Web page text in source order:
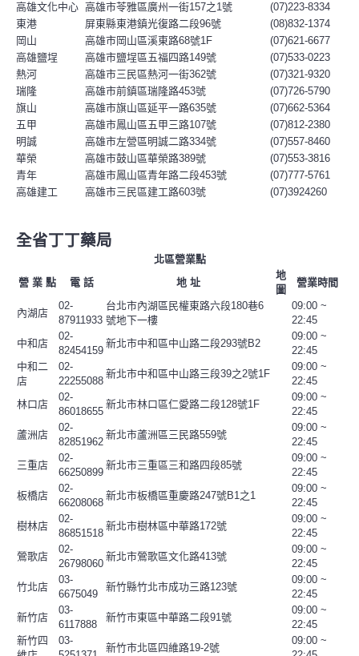
高雄文化中心 高雄市苓雅區廣州一街157之1號
(07)223-8334
東港
屏東縣東港鎮光復路二段96號
(08)832-1374
岡山
高雄市岡山區溪東路68號1F
(07)621-6677
高雄鹽埕
高雄市鹽埕區五福四路149號
(07)533-0223
熱河
高雄市三民區熱河一街362號
(07)321-9320
瑞隆
高雄市前鎮區瑞隆路453號
(07)726-5790
旗山
高雄市旗山區延平一路635號
(07)662-5364
五甲
高雄市鳳山區五甲三路107號
(07)812-2380
明誠
高雄市左營區明誠二路334號
(07)557-8460
華榮
高雄市鼓山區華榮路389號
(07)553-3816
青年
高雄市鳳山區青年路二段453號
(07)777-5761
高雄建工
高雄市三民區建工路603號 (07)3924260
全省丁丁藥局
北區營業點
營 業 點
電 話 地 址
地
圖
營業時間
內湖店
02-
87911933
台北市內湖區民權東路六段180巷6
號地下一樓
09:00 ~
22:45
中和店
02-
82454159
新北市中和區中山路二段293號B2
09:00 ~
22:45
中和二
店
02-
22255088
新北市中和區中山路三段39之2號1F
09:00 ~
22:45
林口店
02-
86018655
新北市林口區仁愛路二段128號1F
09:00 ~
22:45
蘆洲店
02-
82851962
新北市蘆洲區三民路559號
09:00 ~
22:45
三重店
02-
66250899
新北市三重區三和路四段85號
09:00 ~
22:45
板橋店
02-
66208068
新北市板橋區重慶路247號B1之1
09:00 ~
22:45
樹林店
02-
86851518
新北市樹林區中華路172號
09:00 ~
22:45
鶯歌店
02-
26798060
新北市鶯歌區文化路413號
09:00 ~
22:45
竹北店
03-
6675049
新竹縣竹北市成功三路123號
09:00 ~
22:45
新竹店
03-
6117888
新竹市東區中華路二段91號
09:00 ~
22:45
新竹四
03-
新竹市北區四維路19-2號
09:00 ~